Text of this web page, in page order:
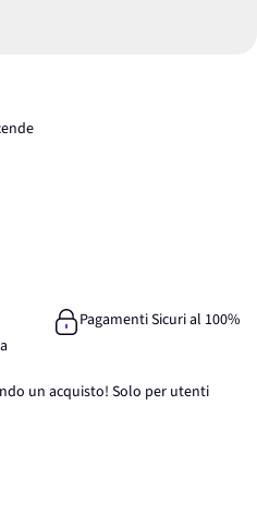
Pagamenti Sicuri al 100%
un acquisto! Solo per utenti